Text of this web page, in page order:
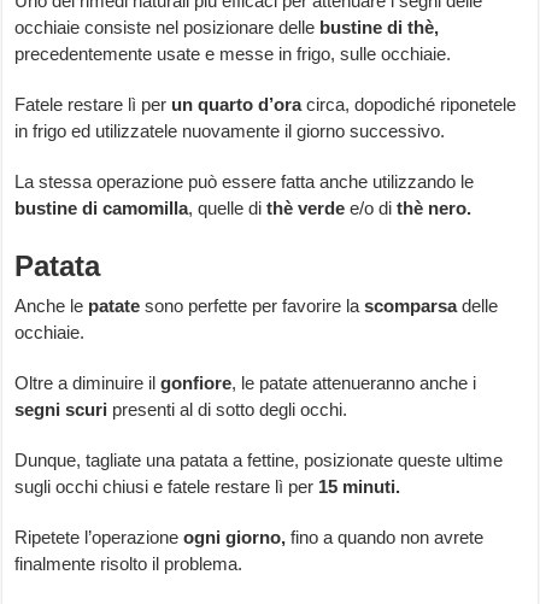
occhiaie consiste nel posizionare delle bustine di thè,
precedentemente usate e messe in frigo, sulle occhiaie.
Fatele restare lì per un quarto d’oracirca, dopodiché riponetele
in frigo ed utilizzatele nuovamente il giorno successivo.
La stessa operazione può essere fatta anche utilizzando le
bustine di camomilla, quelle dithè verde e/o dithè nero.
Patata
Anche le patate sono perfette per favorire la scomparsadelle
occhiaie.
Oltre a diminuire il gonfiore, le patate attenueranno anche i
segni scuri presenti al di sotto degli occhi.
Dunque, tagliate una patata a fettine, posizionate queste ultime
sugli occhi chiusi e fatele restare lì per 15 minuti.
Ripetete l’operazione ogni giorno, fino a quando non avrete
finalmente risolto il problema.